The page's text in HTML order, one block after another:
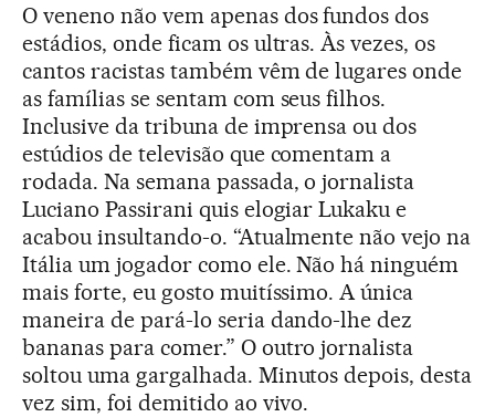
O veneno não vem apenas dos fundos dos
estádios, onde ficam os ultras. Às vezes, os
cantos racistas também vêm de lugares onde
as famílias se sentam com seus filhos.
Inclusive da tribuna de imprensa ou dos
estúdios de televisão que comentam a
rodada. Na semana passada, o jornalista
Luciano Passirani quis elogiar Lukaku e
acabou insultando-o. “Atualmente não vejo na
Itália um jogador como ele. Não há ninguém
mais forte, eu gosto muitíssimo. A única
maneira de pará-lo seria dando-lhe dez
bananas para comer.” O outro jornalista
soltou uma gargalhada. Minutos depois, desta
vez sim, foi demitido ao vivo.